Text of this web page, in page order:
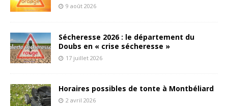
9 août 2026
Sécheresse 2026 : le département du
Doubs en « crise sécheresse »
17 juillet 2026
Horaires possibles de tonte à Montbéliard
2 avril 2026